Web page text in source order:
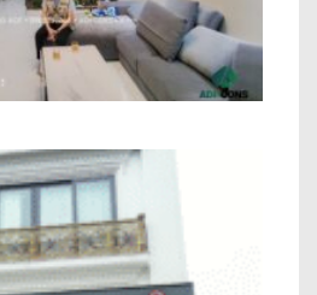
công trình Anh Trung
– Hà Nội